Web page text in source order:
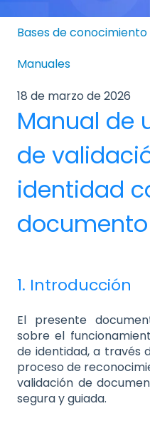
Bases de conocimiento
Manuales
18 de marzo de 2026
Manual de
de
identidad
documento
1. Introducción
El presente
sobre el
de identidad, a través
proceso de
validación de
segura y guiada.